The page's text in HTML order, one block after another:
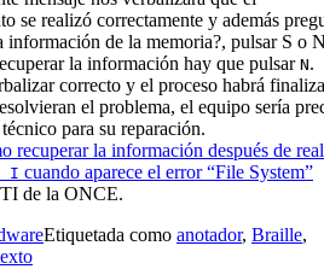
se realizó correctamente y además
información de la memoria?, pulsar S o
la información hay que pulsar N.
correcto y el proceso habrá
el problema, el equipo sería
para su reparación.
recuperar la información después de
I cuando aparece el error “File System”
de la ONCE.
Etiquetada como anotador, Braille,